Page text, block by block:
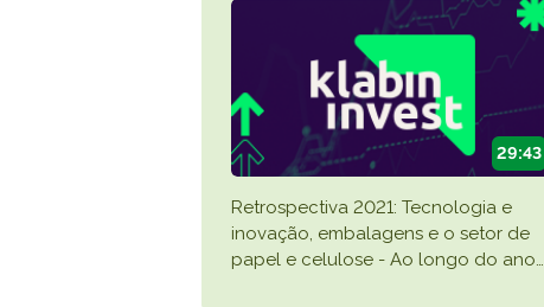
29:43
Retrospectiva 2021: Tecnologia e
inovação, embalagens e o setor de
papel e celulose - Ao longo do ano…